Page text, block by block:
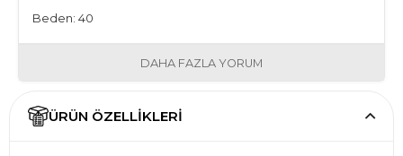
Beden: 40
DAHA FAZLA YORUM
ÜRÜN ÖZELLIKLERI